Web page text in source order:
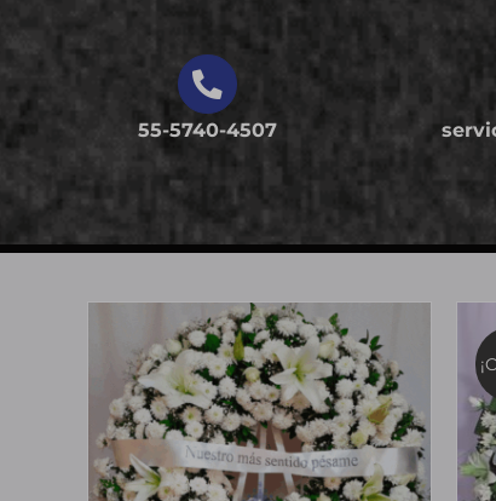
55-5740-4507